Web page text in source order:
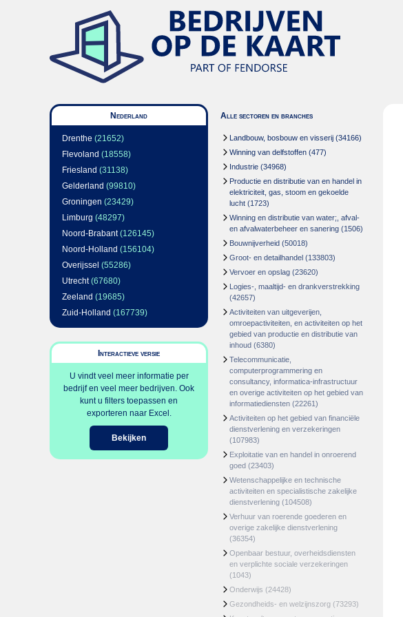
Nederland
Drenthe (21652)
Flevoland (18558)
Friesland (31138)
Gelderland (99810)
Groningen (23429)
Limburg (48297)
Noord-Brabant(126145)
Noord-Holland (156104)
Overijssel (55286)
Utrecht(67680)
Zeeland (19685)
Zuid-Holland (167739)
Interactieve versie
U vindt veel meer informatie per
bedrijf en veel meer bedrijven. Ook
kunt u filters toepassen en
exporteren naar Excel.
Bekijken
Alle sectoren en branches
Landbouw, bosbouw en visserij (34166)
Winning van delfstoffen (477)
Industrie (34968)
Productie en distributie van en handel in
elektriciteit, gas, stoom en gekoelde
lucht (1723)
Winning en distributie van water;, afval-
en afvalwaterbeheer en sanering (1506)
Bouwnijverheid (50018)
Groot- en detailhandel (133803)
Vervoer en opslag (23620)
Logies-, maaltijd- en drankverstrekking
(42657)
Activiteiten van uitgeverijen,
omroepactiviteiten, en activiteiten op het
gebied van productie en distributie van
inhoud (6380)
Telecommunicatie,
computerprogrammering en
consultancy, informatica-infrastructuur
en overige activiteiten op het gebied van
informatiediensten (22261)
Activiteiten op het gebied van financiële
dienstverlening en verzekeringen
(107983)
Exploitatie van en handel in onroerend
goed (23403)
Wetenschappelijke en technische
activiteiten en specialistische zakelijke
dienstverlening (104508)
Verhuur van roerende goederen en
overige zakelijke dienstverlening
(36354)
Openbaar bestuur, overheidsdiensten
en verplichte sociale verzekeringen
(1043)
Onderwijs (24428)
Gezondheids- en welzijnszorg (73293)